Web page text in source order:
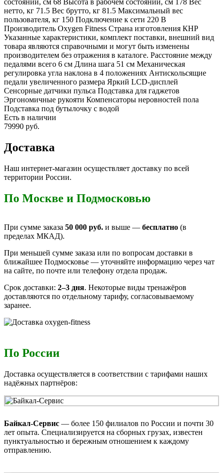
состоянии, см 68 Высота в рабочем состоянии, см 178 Вес
нетто, кг 71.5 Вес брутто, кг 81.5 Максимальный вес
пользователя, кг 150 Подключение к сети 220 В
Производитель Oxygen Fitness Страна изготовления КНР
Указанные характеристики, комплект поставки, внешний вид
товара являются справочными и могут быть изменены
производителем без отражения в каталоге. Расстояние между
педалями всего 6 см Длина шага 51 см Механическая
регулировка угла наклона в 4 положениях Антискольсящие
педали увеличенного размера Яркий LCD-дисплей
Сенсорные датчики пульса Подставка для гаджетов
Эргономичные рукояти Компенсаторы неровностей пола
Подставка под бутылочку с водой
Есть в наличии
79990 руб.
Доставка
Наш интернет-магазин осуществляет доставку по всей
территории России.
По Москве и Подмосковью
При сумме заказа 50 000 руб. и выше — бесплатно (в
пределах МКАД).
При меньшей сумме заказа или по вопросам доставки в
ближайшее Подмосковье — уточняйте информацию через чат
на сайте, по почте или телефону отдела продаж.
Срок доставки: 2–3 дня. Некоторые виды тренажёров
доставляются по отдельному тарифу, согласовываемому
заранее.
По России
Доставка осуществляется в соответствии с тарифами наших
надёжных партнёров:
Байкал‑Сервис — более 150 филиалов по России и почти 30
лет опыта. Специализируется на сборных грузах, известен
пунктуальностью и бережным отношением к каждому
отправлению.